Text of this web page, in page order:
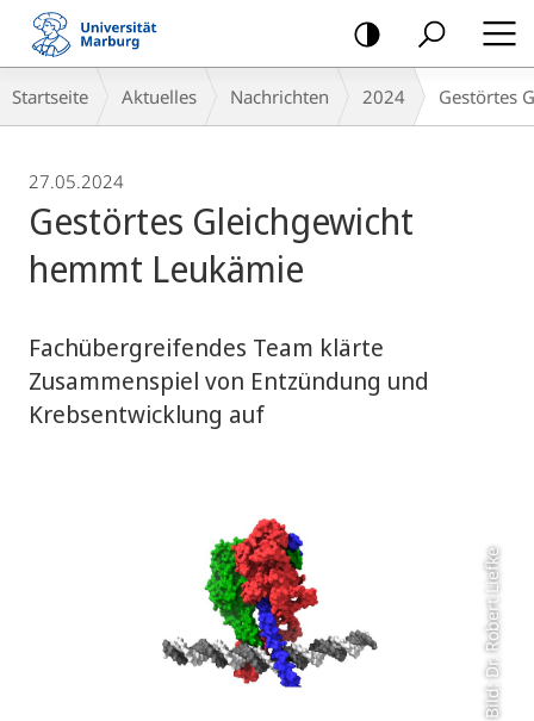
Mobile-
Navigation
Breadcrumb-
Navigation
Startseite Aktuelles Nachrichten 2024 Gestörtes
27.05.2024
Gestörtes Gleichgewicht
hemmt Leukämie
Fachübergreifendes Team klärte
Zusammenspiel von Entzündung und
Krebsentwicklung auf
Bild: Dr. Robert Liefke